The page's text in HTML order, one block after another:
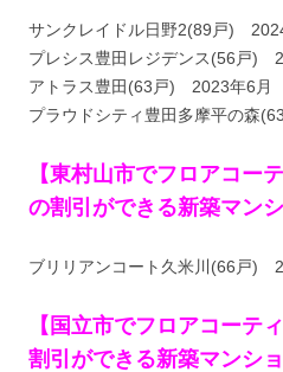
サンクレイドル日野2(89戸)
プレシス豊田レジデンス(56戸)
アトラス豊田(63戸) 2023年6月
プラウドシティ豊田多摩平の森
【東村山市でフロアコー
の割引ができる新築マンシ
ブリリアンコート久米川(66戸)
【国立市でフロアコーテ
割引ができる新築マンショ